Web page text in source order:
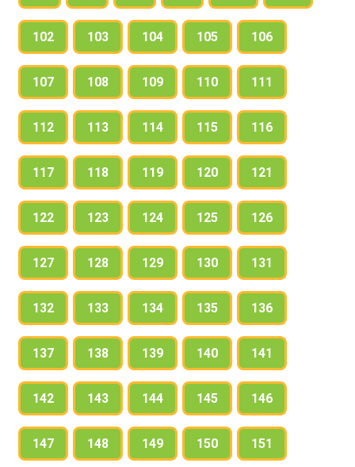
102 103 104 105 106
107 108 109 110 111
112 113 114 115 116
117 118 119 120 121
122 123 124 125 126
127 128 129 130 131
132 133 134 135 136
137 138 139 140 141
142 143 144 145 146
147 148 149 150 151